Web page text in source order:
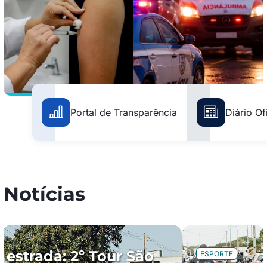
Portal de Transparência Diário
Notícias
ESPORTE